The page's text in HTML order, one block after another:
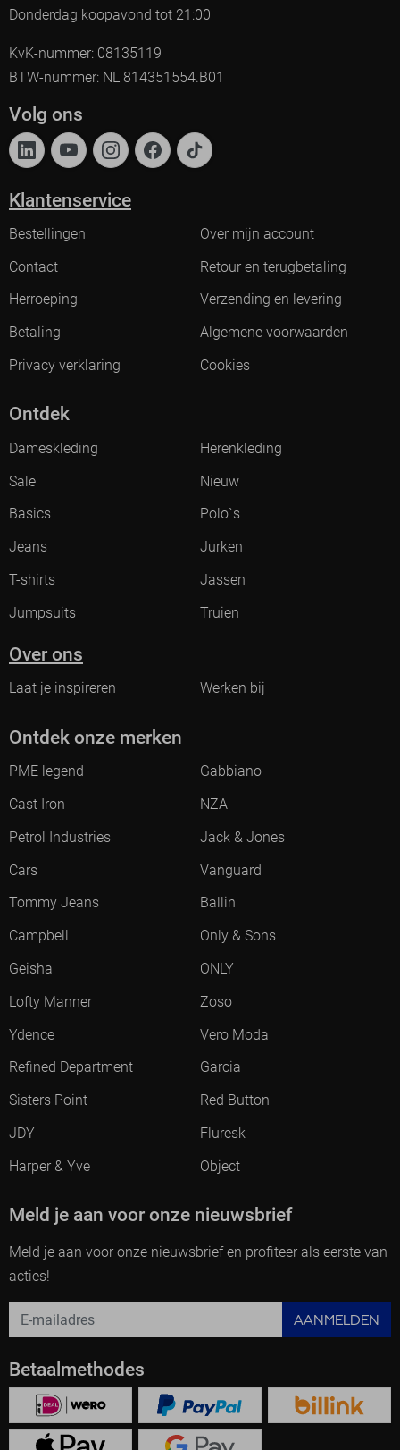
Donderdag koopavond tot 21:00
KvK-nummer: 08135119
BTW-nummer: NL 814351554.B01
Volg ons
Klantenservice
Bestellingen
Over mijn account
Contact
Retour en terugbetaling
Herroeping
Verzending en levering
Betaling
Algemene voorwaarden
Privacy verklaring
Cookies
Ontdek
Dameskleding
Herenkleding
Sale
Nieuw
Basics
Polo`s
Jeans
Jurken
T-shirts
Jassen
Jumpsuits
Truien
Over ons
Laat je inspireren Werken bij
Ontdek onze merken
PME legend
Gabbiano
Cast Iron
NZA
Petrol Industries
Jack & Jones
Cars
Vanguard
Tommy Jeans
Ballin
Campbell
Only & Sons
Geisha
ONLY
Lofty Manner
Zoso
Ydence
Vero Moda
Refined Department
Garcia
Sisters Point
Red Button
JDY
Fluresk
Harper & Yve
Object
Meld je aan voor onze nieuwsbrief
Meld je aan voor onze nieuwsbrief en profiteer als eerste van
acties!
AANMELDEN
Betaalmethodes